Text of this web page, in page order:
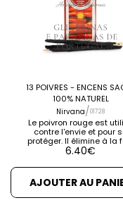
13 POIVRES - ENCENS
100% NATUREL
Nirvana/01728
Le poivron rouge est
contre l'envie et pour
protéger. Il élimine à la
les énergies négatives
votre ardeur, les
transformant en
positives grâce à sa
intense et vibrante.
6.40€
AJOUTER AU